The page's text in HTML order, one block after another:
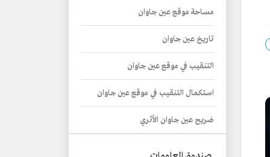
مساحة موقع عين جاوان
تاريخ عين جاوان
التنقيب في موقع عين جاوان
استكمال التنقيب في موقع عين جاوان
ضريح عين جاوان الأثري